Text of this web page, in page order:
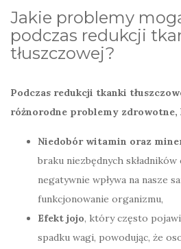
Jakie problemy
podczas redukcji
tłuszczowej?
Podczas redukcji tkanki
różnorodne problemy zdrowotne,
Niedobór witamin oraz
braku niezbędnych składników
negatywnie wpływa na nasze
funkcjonowanie organizmu,
Efekt jojo, który często
spadku wagi, powodując, że